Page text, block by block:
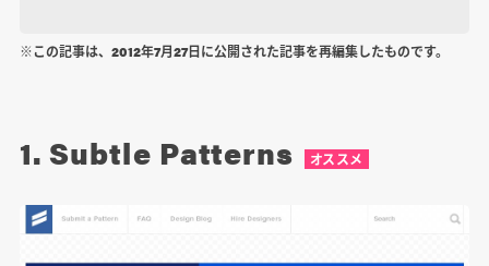
※この記事は、2012年7月27日に公開された記事を再編集したものです。
1. Subtle Patterns オススメ